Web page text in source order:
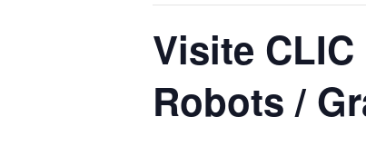
Visite
Robots /